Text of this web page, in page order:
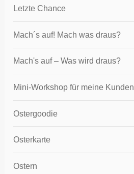
Letzte Chance
Mach´s auf! Mach was draus?
Mach's auf – Was wird draus?
Mini-Workshop für meine Kunden
Ostergoodie
Osterkarte
Ostern